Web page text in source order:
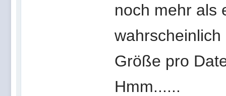
noch mehr als
Größe pro
Hmm......